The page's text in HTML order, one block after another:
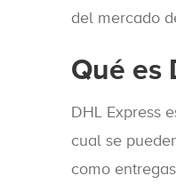
del mercado
Qué es
DHL Express
cual se
como